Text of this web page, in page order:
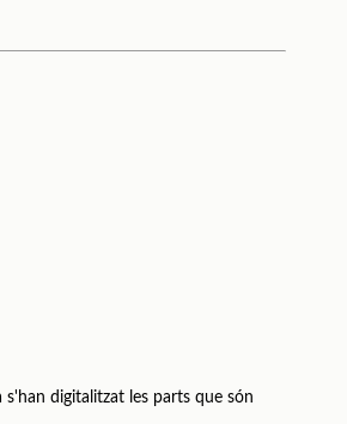
s'han digitalitzat les parts que són